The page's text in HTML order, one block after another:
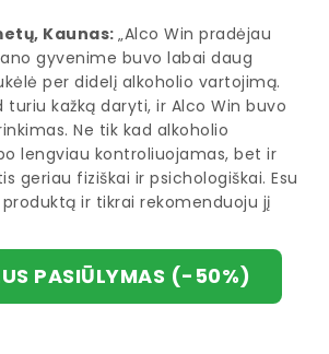
Kaunas:„Alco Win pradėjau
gyvenime buvo labai daug
per didelį alkoholio vartojimą.
turiu kažką daryti, ir Alco Win buvo
Ne tik kad alkoholio
lengviau kontroliuojamas, bet ir
geriau fiziškai ir psichologiškai. Esu
produktą ir tikrai rekomenduoju jį
PASIŪLYMAS (-50%)